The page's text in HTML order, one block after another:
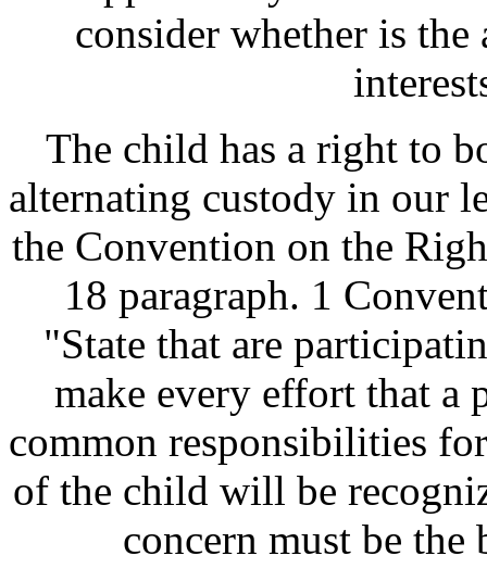
consider whether is
The child has a right to
alternating custody in our
the Convention on the
18 paragraph. 1
"State that are
make every effort that a
common responsibilities
of the child will be
concern must be